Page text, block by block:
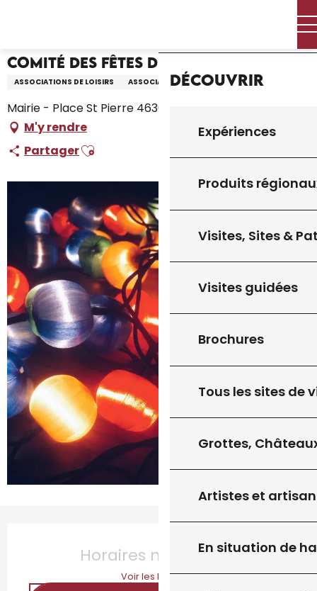
principal
Découvrir
Expériences
Produits
Visites, Sites &
Visites guidées
Brochures
Tous les sites de
Grottes,
Artistes et
En situation de
Comité des Fêtes de Gourdon
ASSOCIATIONS DE LOISIRS ASSOCIATION
Mairie - Place St Pierre 46300 GOURDON, Gourdon
M'y rendre
PartagerAjouter aux favoris
Horaires non définis
Voir les horaires